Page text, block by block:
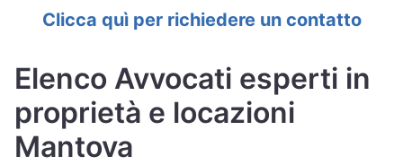
Clicca quì per richiedere un contatto
Elenco Avvocati esperti in
proprietà e locazioni
Mantova